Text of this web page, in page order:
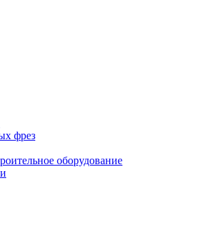
фрез
оборудование